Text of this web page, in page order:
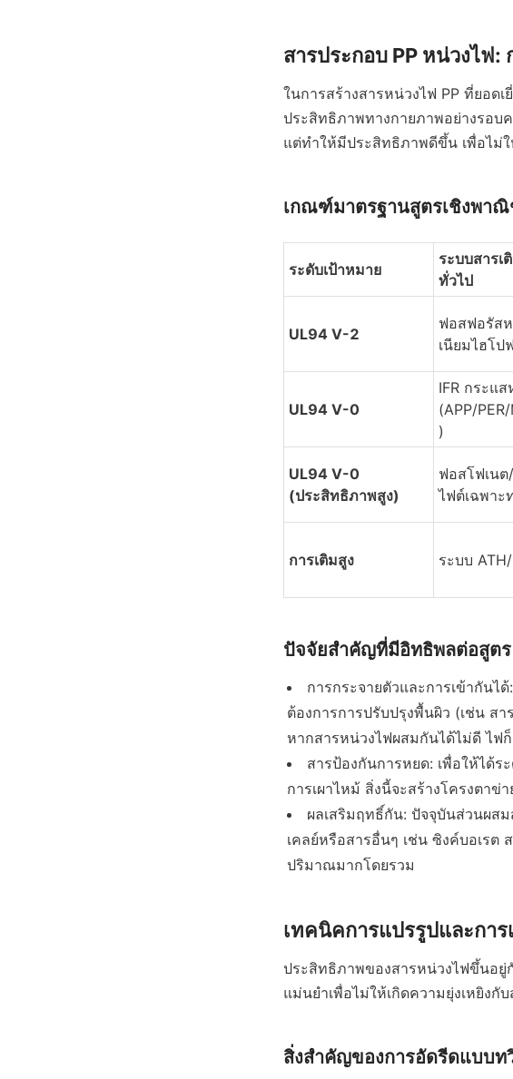
สารประกอบ PP หน่วงไฟ:
ในการสร้างสารหน่วงไฟ PP ที่ยอด
ประสิทธิภาพทางกายภาพอย่างรอบ
แต่ทำให้มีประสิทธิภาพดีขึ้น เพื่อไม่
เกณฑ์มาตรฐานสูตรเชิงพา
ระดับเป้าหมาย
ระบบสารเ
ทั่วไป
UL94 V-2
ฟอสฟอรัส
เนียมไฮโป
UL94 V-0
IFR กระแ
(APP/
)
UL94 V-0
(ประสิทธิภาพสูง)
ฟอสโฟเน
ไฟต์เฉพาะ
การเติมสูง ระบบ
ปัจจัยสำคัญที่มีอิทธิพลต่อสูตร
การกระจายตัวและการเข้ากันไ
ต้องการการปรับปรุงพื้นผิว (เช่น ส
หากสารหน่วงไฟผสมกันได้ไม่ดี ไฟ
สารป้องกันการหยด: เพื่อให้ได้ร
การเผาไหม้ สิ่งนี้จะสร้างโครงตาข่
ผลเสริมฤทธิ์กัน: ปัจจุบันส่วนผส
เคลย์หรือสารอื่นๆ เช่น ซิงค์บอเรต
ปริมาณมากโดยรวม
เทคนิคการแปรรูปและกา
ประสิทธิภาพของสารหน่วงไฟขึ้นอยู่
แม่นยำเพื่อไม่ให้เกิดความยุ่งเหยิงกั
สิ่งสำคัญของการอัดรีดแบบท